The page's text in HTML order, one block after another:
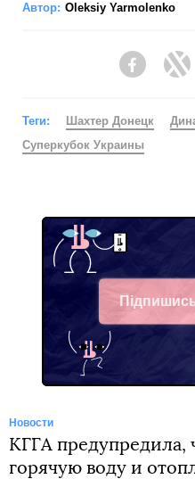
Автор: Oleksiy Yarmolenko
Facebook
Теги: Шахтер Донецк
Суперкубок Украины
Facebook
Новости
КГГА предупредила,
горячую воду и